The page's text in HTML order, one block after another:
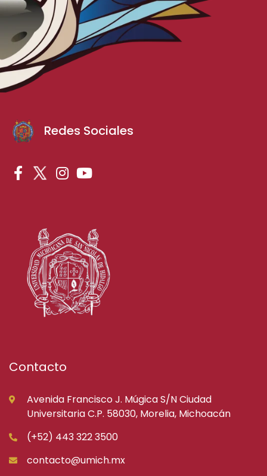
Redes Sociales
Contacto
Avenida Francisco J. Múgica S/N Ciudad
Universitaria C.P. 58030, Morelia, Michoacán
(+52) 443 322 3500
contacto@umich.mx